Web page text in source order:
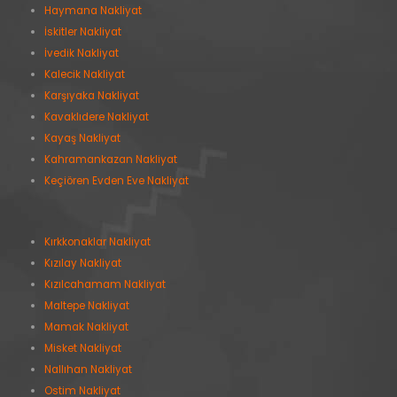
Haymana Nakliyat
İskitler Nakliyat
İvedik Nakliyat
Kalecik Nakliyat
Karşıyaka Nakliyat
Kavaklıdere Nakliyat
Kayaş Nakliyat
Kahramankazan Nakliyat
Keçiören Evden Eve Nakliyat
Kırkkonaklar Nakliyat
Kızılay Nakliyat
Kızılcahamam Nakliyat
Maltepe Nakliyat
Mamak Nakliyat
Misket Nakliyat
Nallıhan Nakliyat
Ostim Nakliyat